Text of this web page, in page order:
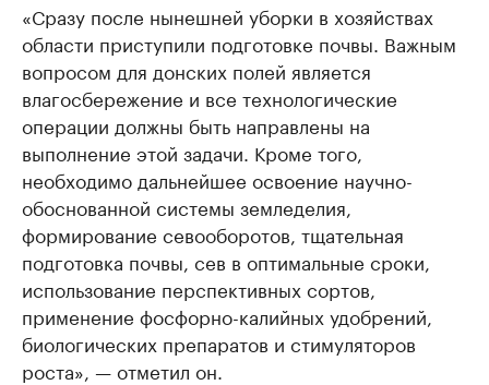
«Сразу после нынешней уборки в хозяйствах
области приступили подготовке почвы. Важным
вопросом для донских полей является
влагосбережение и все технологические
операции должны быть направлены на
выполнение этой задачи. Кроме того,
необходимо дальнейшее освоение научно-
обоснованной системы земледелия,
формирование севооборотов, тщательная
подготовка почвы, сев в оптимальные сроки,
использование перспективных сортов,
применение фосфорно-калийных удобрений,
биологических препаратов и стимуляторов
роста», — отметил он.